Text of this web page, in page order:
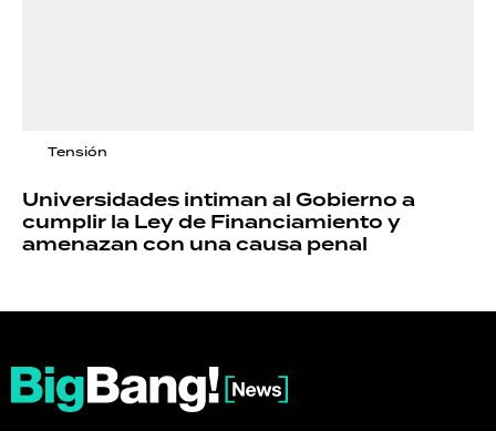
Tensión
Universidades intiman al Gobierno a
cumplir la Ley de Financiamiento y
amenazan con una causa penal